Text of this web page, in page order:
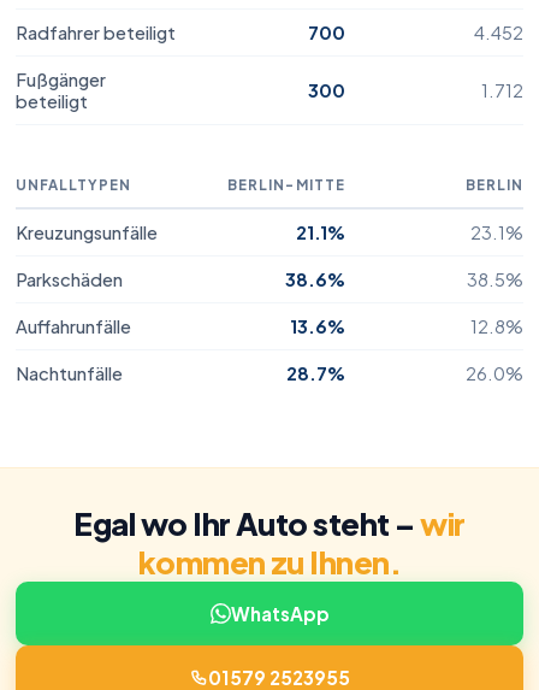
Tesla
Radfahrer beteiligt 700 4.452
Fußgänger
beteiligt
300 1.712
UNFALLTYPEN BERLIN-MITTE BERLIN
Kreuzungsunfälle 21.1% 23.1%
Parkschäden 38.6% 38.5%
Auffahrunfälle 13.6% 12.8%
Nachtunfälle 28.7% 26.0%
Egal wo Ihr Auto steht –wir
kommen zu Ihnen.
WhatsApp
01579 2523955